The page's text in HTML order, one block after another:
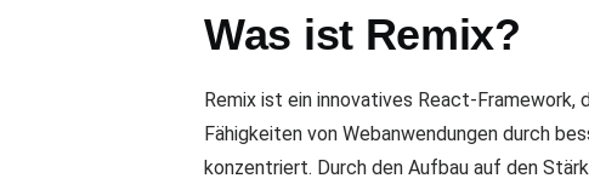
Cron Job Monitoring
Heartbeat Monitoring für Cronjobs und
TCP Monitoring
Was ist Remix?
Remix ist ein innovatives React-Framework,
Fähigkeiten von Webanwendungen durch
konzentriert. Durch den Aufbau auf den